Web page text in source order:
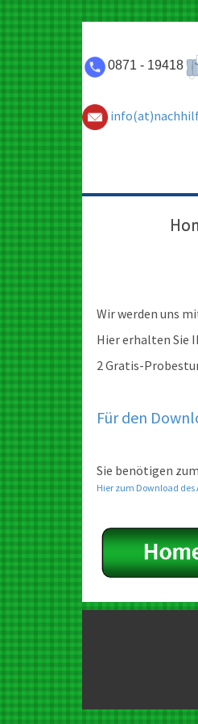
0871 - 19418
Wir werden uns
Hier erhalten Sie
2 Gratis-
Für den
Sie benötigen
Hier zum Download des